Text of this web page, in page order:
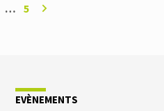
… 5
EVÈNEMENTS